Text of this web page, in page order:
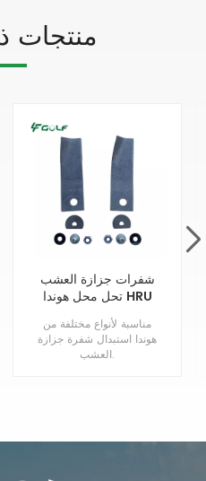
منتجات
شفرات جزازة العشب
تحل محل هوندا HRU
VJ9-A00
مناسبة لأنواع مختلفة من
هوندا استبدال شفرة جزازة
العشب.